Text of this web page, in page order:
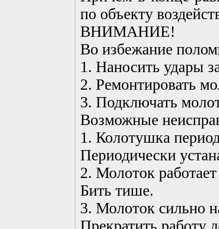
по объекту
ВНИМАНИЕ!
Во избежание
1. Наносить удары
2. Ремонтировать
3. Подключать
Возможные
1. Колотушка
Периодически
2. Молоток
Бить тише.
3. Молоток сильно